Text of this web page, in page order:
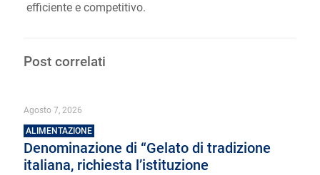
efficiente e competitivo.
Post correlati
Agosto 7, 2026
ALIMENTAZIONE
Denominazione di “Gelato di tradizione
italiana, richiesta l’istituzione